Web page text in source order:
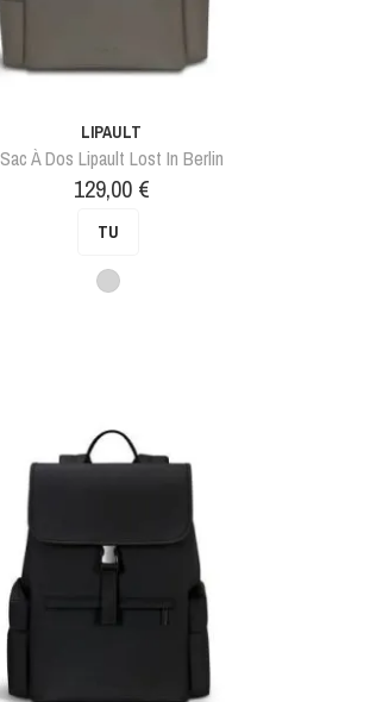
LIPAULT
Sac À Dos Lipault Lost In Berlin
Prix
129,00 €
TU
Gris